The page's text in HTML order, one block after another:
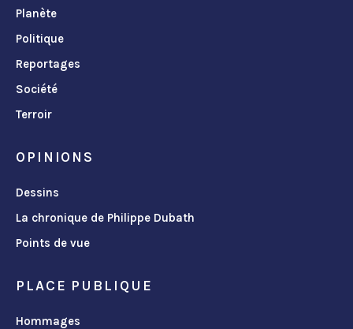
Planète
Politique
Reportages
Société
Terroir
OPINIONS
Dessins
La chronique de Philippe Dubath
Points de vue
PLACE PUBLIQUE
Hommages